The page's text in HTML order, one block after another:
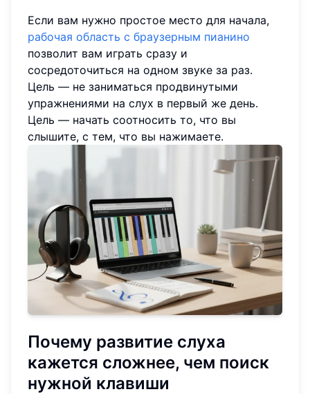
Если вам нужно простое место для начала,
рабочая область с браузерным пианино
позволит вам играть сразу и
сосредоточиться на одном звуке за раз.
Цель — не заниматься продвинутыми
упражнениями на слух в первый же день.
Цель — начать соотносить то, что вы
слышите, с тем, что вы нажимаете.
Почему развитие слуха
кажется сложнее, чем поиск
нужной клавиши